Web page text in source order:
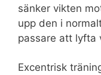
sänker vikten
upp den i
passare att lyfta
Excentrisk